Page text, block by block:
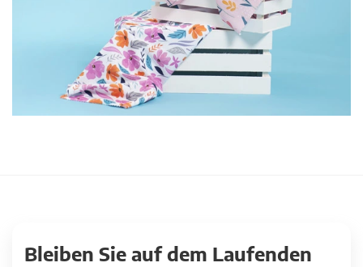
Bleiben Sie auf dem Laufenden